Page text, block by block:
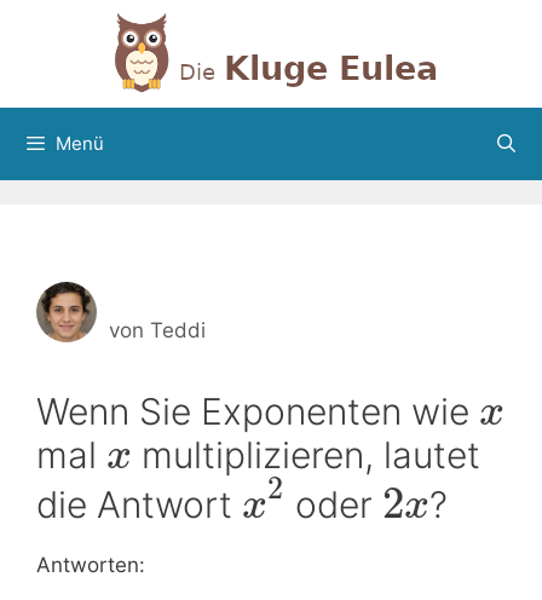
Menü
von Teddi
Wenn Sie Exponenten wie x
mal x multiplizieren, lautet
die Antwort x2 oder 2x?
Antworten: